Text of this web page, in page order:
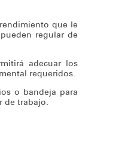
que le
regular de
adecuar los
requeridos.
o bandeja para
de trabajo.